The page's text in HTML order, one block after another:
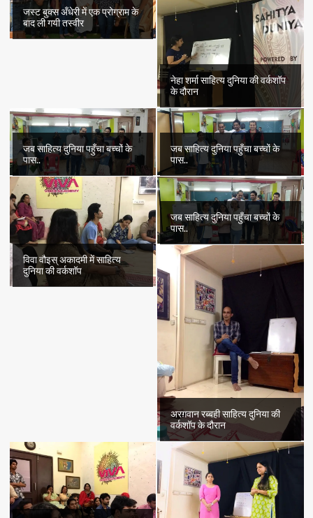
गुज़री
है
अब
जस्ट बुक्स अँधेरी में एक प्रोग्राम के
बाद ली गयी तस्वीर
नेहा शर्मा साहित्य दुनिया की वर्कशॉप
के दौरान
जब साहित्य दुनिया पहुँचा बच्चों के
पास..
जब साहित्य दुनिया पहुँचा बच्चों के
पास..
विवा वौइस् अकादमी में साहित्य
दुनिया की वर्कशॉप
जब साहित्य दुनिया पहुँचा बच्चों के
पास..
अरग़वान रब्बही साहित्य दुनिया की
वर्कशॉप के दौरान